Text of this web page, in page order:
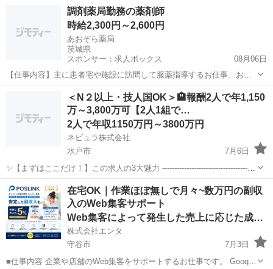
んな働き方を実現できるのが、在宅ライブ配信スタッフのお仕事で
す。 【どんな仕事？】 ...
水戸市 その他 スタッフ
調剤薬局勤務の薬剤師
時給2,300円～2,600円
あおぞら薬局
茨城県
スポンサー：求人ボックス
08月06日
【仕事内容】主に患者宅や施設に訪問して服薬指導するお仕事、およ
び医師の処方箋に基づく調剤業務に関するすべての業務 ・医薬品の調
剤 ・服薬指導 ・薬品の管理 ・その他、上記に付帯する業務 従事すべ
き業務の変更なし 就業場所の変更の範...
＜N２以上・技人国OK＞🏨報酬2人で年1,150
万～3,800万可【2人1組で…
2人で年収1150万円～3800万円
ネビュラ株式会社
水戸市
7月6日
✨【まずはここだけ！】この求人の3大魅力 ---------------------------------------
----- 【1】圧倒的な貯蓄力！4年間で2人の報酬は4,750万円以上！独
立・起業資金がガッツリ貯...
茨城 水戸市 その他 夜間
在宅OK｜作業ほぼ無しで月々~数万円の副収
入のWeb集客サポート
Web集客によって発生した売上に応じた成果報酬
株式会社エンタ
守谷市
7月3日
■仕事内容 企業や店舗のWeb集客をサポートするお仕事です。 Google